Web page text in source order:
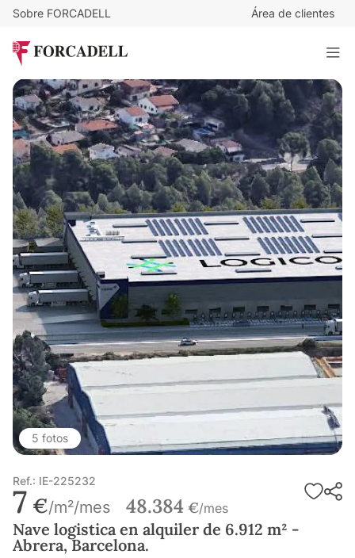
Sobre FORCADELL Área de clientes
Nave logistica en alquiler de 6.912 m² - Abrera, Barcelona.
6.912 m²
5 fotos
Ref.: IE-225232
7 €/m²/mes 48.384 €/mes
Nave logistica en alquiler de 6.912 m² -
Abrera, Barcelona.